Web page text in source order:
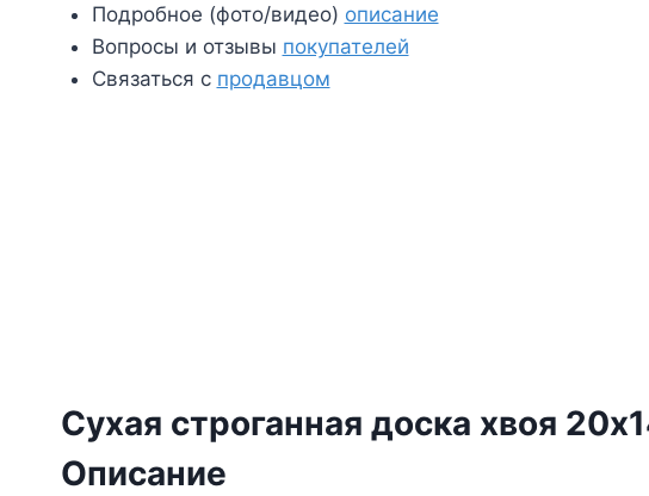
Подробное (фото/видео) описание
Вопросы и отзывы покупателей
Связаться с продавцом
Сухая строганная доска хвоя
Описание